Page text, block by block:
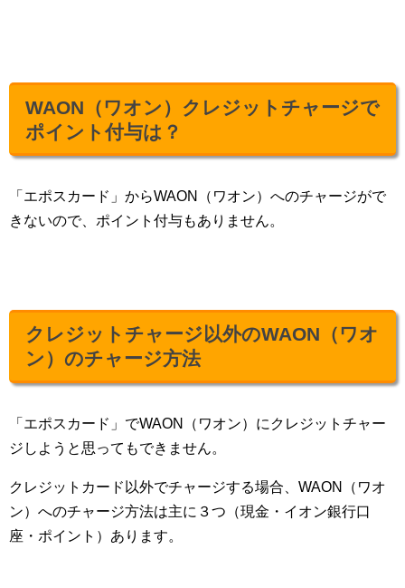
WAON（ワオン）クレジットチャージで
ポイント付与は？
「エポスカード」からWAON（ワオン）へのチャージがで
きないので、ポイント付与もありません。
クレジットチャージ以外のWAON（ワオ
ン）のチャージ方法
「エポスカード」でWAON（ワオン）にクレジットチャー
ジしようと思ってもできません。
クレジットカード以外でチャージする場合、WAON（ワオ
ン）へのチャージ方法は主に３つ（現金・イオン銀行口
座・ポイント）あります。